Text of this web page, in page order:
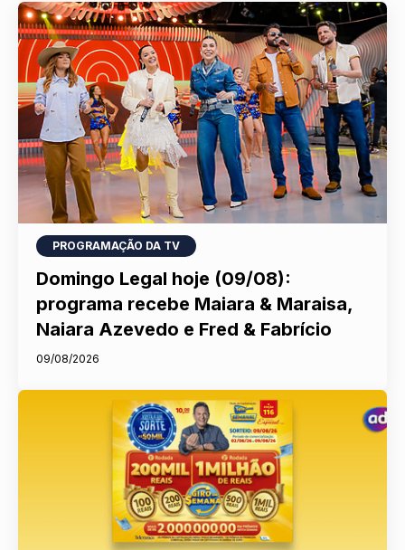
PROGRAMAÇÃO DA TV
Domingo Legal hoje (09/08):
programa recebe Maiara & Maraisa,
Naiara Azevedo e Fred & Fabrício
09/08/2026